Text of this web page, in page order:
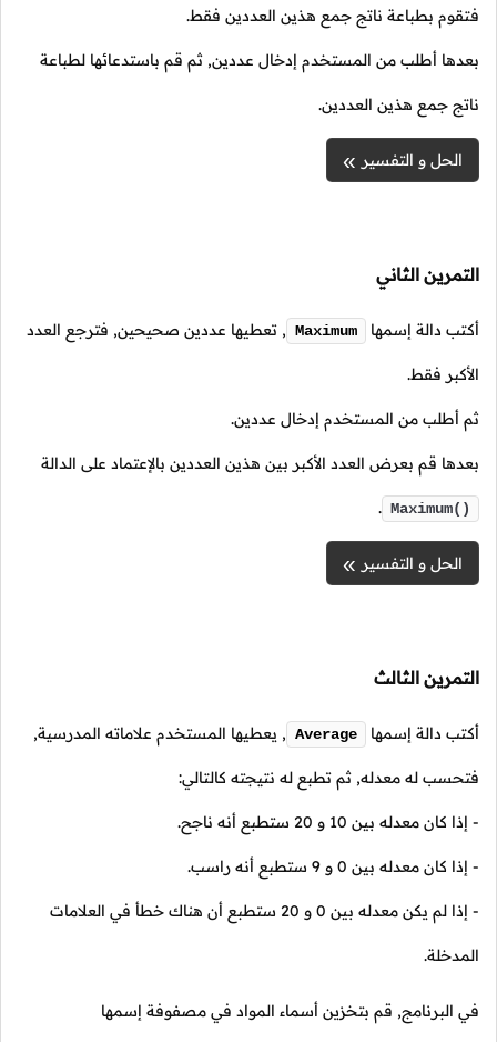
فتقوم بطباعة ناتج جمع هذين العددين فقط.
بعدها أطلب من المستخدم إدخال عددين, ثم قم باستدعائها لطباعة
ناتج جمع هذين العددين.
الحل و التفسير
التمرين الثاني
أكتب دالة إسمها Maximum
, تعطيها عددين صحيحين, فترجع العدد
الأكبر فقط.
ثم أطلب من المستخدم إدخال عددين.
بعدها قم بعرض العدد الأكبر بين هذين العددين بالإعتماد على الدالة
Maximum()
.
الحل و التفسير
التمرين الثالث
أكتب دالة إسمها Average
, يعطيها المستخدم علاماته المدرسية,
فتحسب له معدله, ثم تطبع له نتيجته كالتالي:
- إذا كان معدله بين 10 و 20 ستطبع أنه ناجح.
- إذا كان معدله بين 0 و 9 ستطبع أنه راسب.
- إذا لم يكن معدله بين 0 و 20 ستطبع أن هناك خطأ في العلامات
المدخلة.
في البرنامج, قم بتخزين أسماء المواد في مصفوفة إسمها